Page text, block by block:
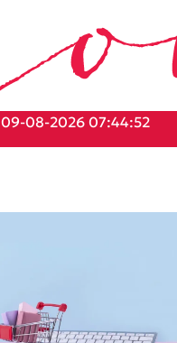
09-08-2026 07:44:52